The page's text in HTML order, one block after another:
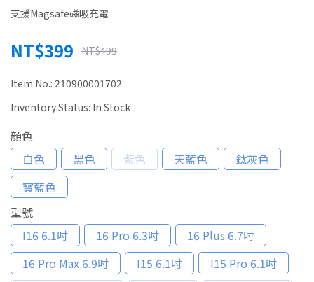
支援Magsafe磁吸充電
NT$399 NT$499
Item No.: 210900001702
Inventory Status: In Stock
顏色
白色
黑色 紫色 天藍色
鈦灰色
寶藍色
型號
I16 6.1吋
16 Pro 6.3吋
16 Plus 6.7吋
16 Pro Max 6.9吋
I15 6.1吋
I15 Pro 6.1吋